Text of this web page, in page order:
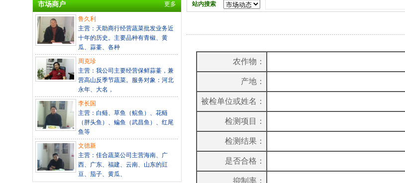
市场商户 更多
鲁久利
主营：天助商行经营蔬菜批发业务近
十年的历史。主要品种有青椒、黄
瓜、蒜薹、各种
周克珍
主营：我公司主要经营保鲜蒜薹，兼
营高山反季节蔬菜。服务对象：河北
永年、大名，
李长国
主营：白鲢、草鱼（鲩鱼）、花鲢
（胖头鱼）、鳊鱼（武昌鱼）、红尾
鱼等
文德新
主营：佳合蔬菜公司主营海南、广
西、广东、福建、云南、山东的豇
豆、茄子、黄瓜、
站内搜索
农作物：
产地：
被检单位或姓名：
检测项目：
检测结果：
是否合格：
抑制率：